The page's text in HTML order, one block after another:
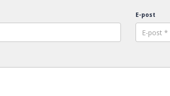
E-post